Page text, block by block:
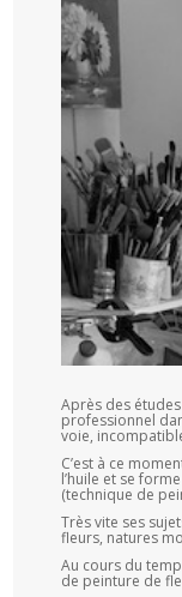
Après des
professionnel
voie,
C’est à ce
l’huile et se
(technique de
Très vite ses
fleurs, natures
Au cours du
de peinture de